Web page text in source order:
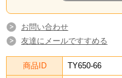
お問い合わせ
友達にメールですすめる
商品ID TY650-66